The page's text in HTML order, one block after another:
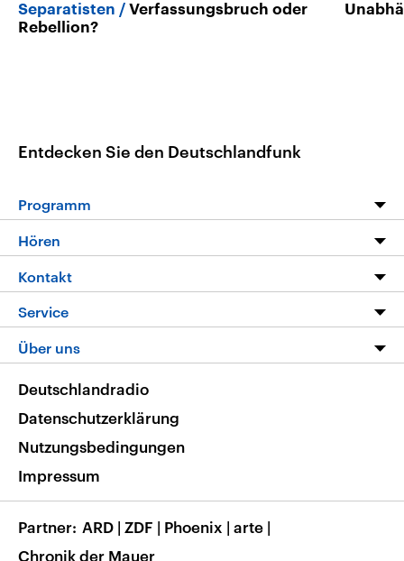
Separatisten
Verfassungsbruch oder
Rebellion?
Entdecken Sie den Deutschlandfunk
Programm
Die Nachrichten
Nachrichtenleicht
Neue Beiträge auf dlf.de
Hören
Livestream
Podcasts
Deutschlandfunk App
Nachrichten App
Frequenzen
Kontakt
Hörerservice
Service
FAQ
Veranstaltungen
Musikliste
RSS
Über uns
Barrierefreiheit
Deutschlandradio
Datenschutzerklärung
Nutzungsbedingungen
Impressum
Partner ARD | ZDF | Phoenix | arte |
Chronik der Mauer